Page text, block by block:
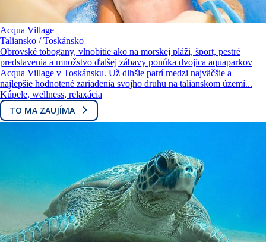
Acqua Village
Taliansko / Toskánsko
Obrovské tobogany, vlnobitie ako na morskej pláži, šport, pestré
predstavenia a množstvo ďalšej zábavy ponúka dvojica aquaparkov
Acqua Village v Toskánsku. Už dlhšie patrí medzi najväčšie a
najlepšie hodnotené zariadenia svojho druhu na talianskom území...
Kúpele, wellness, relaxácia
TO MA ZAUJÍMA